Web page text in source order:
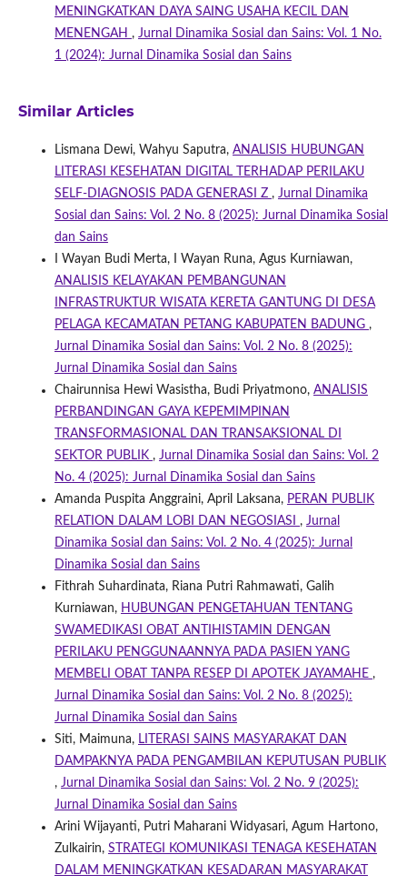
MENINGKATKAN DAYA SAING USAHA KECIL DAN
MENENGAH , Jurnal Dinamika Sosial dan Sains: Vol. 1 No.
1 (2024): Jurnal Dinamika Sosial dan Sains
Similar Articles
Lismana Dewi, Wahyu Saputra, ANALISIS HUBUNGAN
LITERASI KESEHATAN DIGITAL TERHADAP PERILAKU
SELF-DIAGNOSIS PADA GENERASI Z , Jurnal Dinamika
Sosial dan Sains: Vol. 2 No. 8 (2025): Jurnal Dinamika Sosial
dan Sains
I Wayan Budi Merta, I Wayan Runa, Agus Kurniawan,
ANALISIS KELAYAKAN PEMBANGUNAN
INFRASTRUKTUR WISATA KERETA GANTUNG DI DESA
PELAGA KECAMATAN PETANG KABUPATEN BADUNG ,
Jurnal Dinamika Sosial dan Sains: Vol. 2 No. 8 (2025):
Jurnal Dinamika Sosial dan Sains
Chairunnisa Hewi Wasistha, Budi Priyatmono, ANALISIS
PERBANDINGAN GAYA KEPEMIMPINAN
TRANSFORMASIONAL DAN TRANSAKSIONAL DI
SEKTOR PUBLIK , Jurnal Dinamika Sosial dan Sains: Vol. 2
No. 4 (2025): Jurnal Dinamika Sosial dan Sains
Amanda Puspita Anggraini, April Laksana, PERAN PUBLIK
RELATION DALAM LOBI DAN NEGOSIASI , Jurnal
Dinamika Sosial dan Sains: Vol. 2 No. 4 (2025): Jurnal
Dinamika Sosial dan Sains
Fithrah Suhardinata, Riana Putri Rahmawati, Galih
Kurniawan, HUBUNGAN PENGETAHUAN TENTANG
SWAMEDIKASI OBAT ANTIHISTAMIN DENGAN
PERILAKU PENGGUNAANNYA PADA PASIEN YANG
MEMBELI OBAT TANPA RESEP DI APOTEK JAYAMAHE ,
Jurnal Dinamika Sosial dan Sains: Vol. 2 No. 8 (2025):
Jurnal Dinamika Sosial dan Sains
Siti, Maimuna, LITERASI SAINS MASYARAKAT DAN
DAMPAKNYA PADA PENGAMBILAN KEPUTUSAN PUBLIK
, Jurnal Dinamika Sosial dan Sains: Vol. 2 No. 9 (2025):
Jurnal Dinamika Sosial dan Sains
Arini Wijayanti, Putri Maharani Widyasari, Agum Hartono,
Zulkairin, STRATEGI KOMUNIKASI TENAGA KESEHATAN
DALAM MENINGKATKAN KESADARAN MASYARAKAT